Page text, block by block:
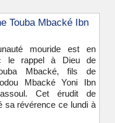
Touba Mbacké Ibn
mouride est en
le rappel à Dieu de
Mbacké, fils de
Mbacké Yoni Ibn
Cet érudit de
sa révérence ce lundi à